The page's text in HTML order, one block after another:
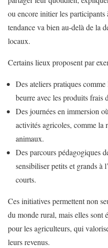
ou encore initier les
tendance va bien au-delà de la
locaux.
Certains lieux proposent par
Des ateliers pratiques
beurre avec les produits frais
Des journées en immersion
activités agricoles, comme la
animaux.
Des parcours pédagogiques
sensibiliser petits et grands à
courts.
Ces initiatives permettent non
du monde rural, mais elles sont
pour les agriculteurs, qui
leurs revenus.